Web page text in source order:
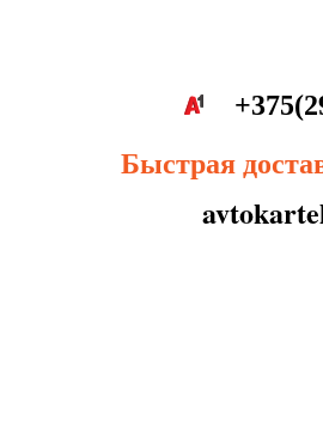
Быстрая